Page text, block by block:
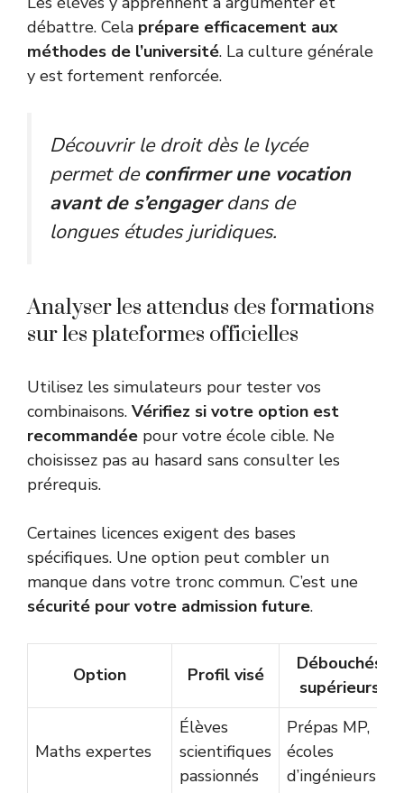
débattre. Cela prépare efficacement aux
méthodes de l’université. La culture générale
y est fortement renforcée.
Découvrir le droit dès le lycée
permet de confirmer une vocation
avant de s’engagerdans de
longues études juridiques.
Analyser les attendus des formations
sur les plateformes officielles
Utilisez les simulateurs pour tester vos
combinaisons. Vérifiez si votre option est
recommandée pour votre école cible. Ne
choisissez pas au hasard sans consulter les
prérequis.
Certaines licences exigent des bases
spécifiques. Une option peut combler un
manque dans votre tronc commun. C’est une
sécurité pour votre admission future.
Option Profil visé
Débouchés
supérieurs
Maths expertes
Élèves
scientifiques
passionnés
Prépas MP,
écoles
d’ingénieurs